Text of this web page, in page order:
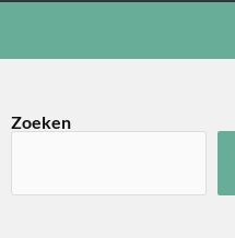
Zoeken